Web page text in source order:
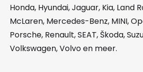
Honda, Hyundai,Jaguar, Kia, Land
McLaren, Mercedes-Benz, MINI,
Porsche, Renault,SEAT, Škoda,
Volkswagen,Volvoen meer.